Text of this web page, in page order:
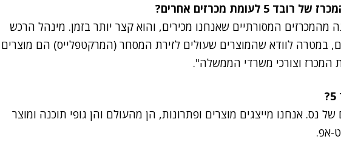
מכרזים אחרים?
הרכש של רובד 5 שונה מהמכרזים המסורתיים שאנחנו מכירים, והוא קצר יותר בזמן. מינהל הרכש
במטרה לוודא שהמוצרים שעולים לזירת המסחר (המרקטפלייס) הם מוצרים
המכרז וצורכי משרדי הממשלה".
נס. אנחנו מייצגים מוצרים ופתרונות, הן מהעולם והן גופי תוכנה ומוצר
אפ.